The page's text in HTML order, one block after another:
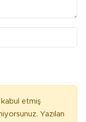
kabul etmiş
Yazılan